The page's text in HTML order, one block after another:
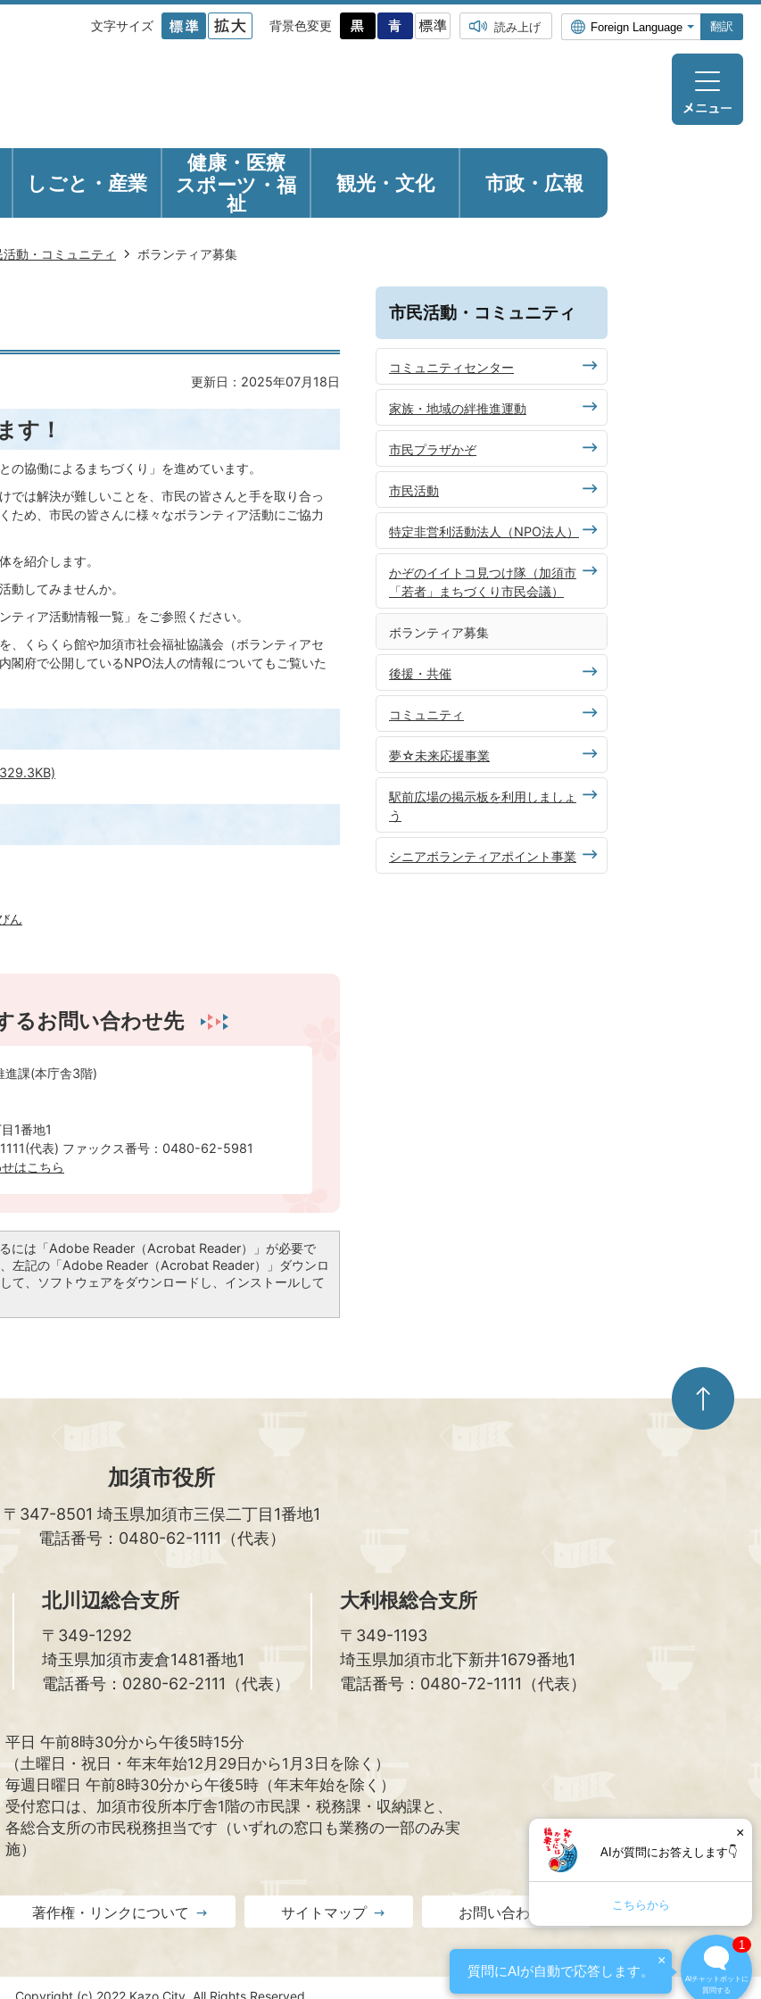
文字サイズ 背景色変更 読み上げ 翻訳
しごと・産業
健康・医療
スポーツ・福
祉
観光・ 文化 市政・広報
活動・コミュニティ ボランティア募集
更新日：2025年07月18日
す！
協働によるまちづくり」を進めています。
では解決が難しいことを、市民の皆さんと手を取り合っ
ため、市民の皆さんに様々なボランティア活動にご協力
を紹介します。
動してみませんか。
ィア活動情報一覧」をご参照ください。
、くらくら館や加須市社会福祉協議会（ボランティアセ
閣府で公開しているNPO法人の情報についてもご覧いた
ん
るお問い合わせ先
進課(本庁舎3階)
1番地1
代表) ファックス番号：0480-62-5981
はこちら
には「Adobe Reader（Acrobat Reader）」が必要で
左記の「Adobe Reader（Acrobat Reader）」ダウンロ
て、ソフトウェアをダウンロードし、インストールして
市民活動・コミュニティ
コミュニティセンター
家族・地域の絆推進運動
市民プラザかぞ
市民活動
特定非営利活動法人（NPO法人）
かぞのイイトコ見つけ隊（加須市
「若者」まちづくり市民会議）
ボランティア募集
後援・共催
コミュニティ
夢☆未来応援事業
駅前広場の掲示板を利用しましょ
う
シニアボランティアポイント事業
ペ
ー
ジ
加須市役所
〒347-8501 埼玉県加須市三俣二丁目1番地1
電話番号：0480-62-1111（代表）
北川辺総合支所
〒349-1292
埼玉県加須市麦倉1481番地1
電話番号：0280-62-2111（代表）
大利根総合支所
〒349-1193
埼玉県加須市北下新井1679番地1
電話番号：0480-72-1111（代表）
平日 午前8時30分から午後5時15分
（土曜日・祝日・年末年始12月29日から1月3日を除く）
毎週日曜日 午前8時30分から午後5時（年末年始を除く）
受付窓口は、加須市役所本庁舎1階の市民課・税務課・収納課と、
各総合支所の市民税務担当です（いずれの窓口も業務の一部のみ実
施）
著作権・リンクについて サイトマップ お問い合わせ
Copyright (c) 2022 Kazo City. All Rights Reserved.
AIが質問にお答えします👇
こちらから
×
質問にAIが自動で応答します。
×
AIチャットボットに
質問する
1